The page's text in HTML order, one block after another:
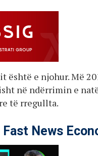
është e njohur. Më
në ndërrimin e
të rregullta.
Fast News